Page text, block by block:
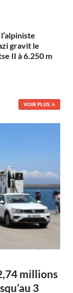
gravit le
II à 6.250 m
VOIR PLUS
millions
3